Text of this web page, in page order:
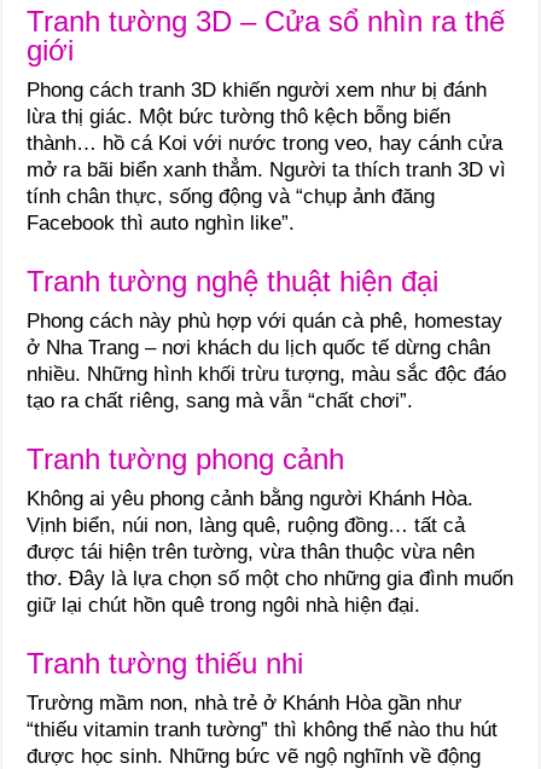
Tranh tường 3D – Cửa sổ nhìn ra thế
giới
Phong cách tranh 3D khiến người xem như bị đánh
lừa thị giác. Một bức tường thô kệch bỗng biến
thành… hồ cá Koi với nước trong veo, hay cánh cửa
mở ra bãi biển xanh thẳm. Người ta thích tranh 3D vì
tính chân thực, sống động và “chụp ảnh đăng
Facebook thì auto nghìn like”.
Tranh tường nghệ thuật hiện đại
Phong cách này phù hợp với quán cà phê, homestay
ở Nha Trang – nơi khách du lịch quốc tế dừng chân
nhiều. Những hình khối trừu tượng, màu sắc độc đáo
tạo ra chất riêng, sang mà vẫn “chất chơi”.
Tranh tường phong cảnh
Không ai yêu phong cảnh bằng người Khánh Hòa.
Vịnh biển, núi non, làng quê, ruộng đồng… tất cả
được tái hiện trên tường, vừa thân thuộc vừa nên
thơ. Đây là lựa chọn số một cho những gia đình muốn
giữ lại chút hồn quê trong ngôi nhà hiện đại.
Tranh tường thiếu nhi
Trường mầm non, nhà trẻ ở Khánh Hòa gần như
“thiếu vitamin tranh tường” thì không thể nào thu hút
được học sinh. Những bức vẽ ngộ nghĩnh về động